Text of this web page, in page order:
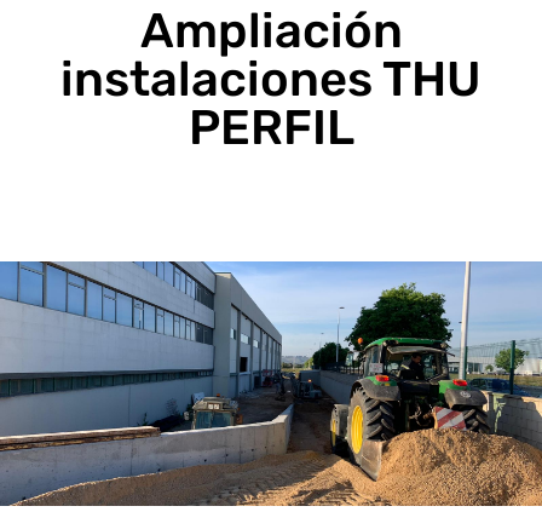
Ampliación
instalaciones THU
PERFIL